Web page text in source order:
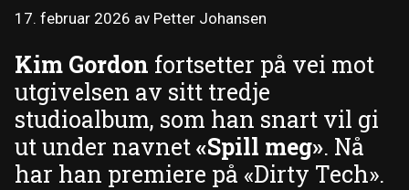
17. februar 2026 av Petter Johansen
Kim Gordon fortsetter på vei mot
utgivelsen av sitt tredje
studioalbum, som han snart vil gi
ut under navnet«Spill meg». Nå
har han premiere på «Dirty Tech».